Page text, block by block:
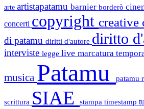
arte artistapatamu barnier borderò
concerti copyright creative
di patamu diritti d'autore diritto
interviste legge live marcatura
musica Patamu patamu
scrittura SIAE stampa timestamp